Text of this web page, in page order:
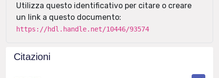
Utilizza questo identificativo per citare o creare
un link a questo documento:
https://hdl.handle.net/10446/93574
Citazioni